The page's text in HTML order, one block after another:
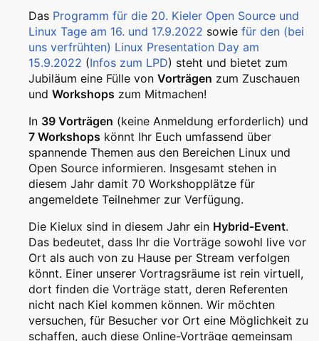
Das Programm für die 20. Kieler Open Source und
Linux Tage am 16. und 17.9.2022 sowie für den (bei
uns verfrühten) Linux Presentation Day am
15.9.2022 (Infos zum LPD) steht und bietet zum
Jubiläum eine Fülle von Vorträgen zum Zuschauen
und Workshops zum Mitmachen!
In 39 Vorträgen (keine Anmeldung erforderlich) und
7 Workshops könnt Ihr Euch umfassend über
spannende Themen aus den Bereichen Linux und
Open Source informieren. Insgesamt stehen in
diesem Jahr damit 70 Workshopplätze für
angemeldete Teilnehmer zur Verfügung.
Die Kielux sind in diesem Jahr ein Hybrid-Event.
Das bedeutet, dass Ihr die Vorträge sowohl live vor
Ort als auch von zu Hause per Stream verfolgen
könnt. Einer unserer Vortragsräume ist rein virtuell,
dort finden die Vorträge statt, deren Referenten
nicht nach Kiel kommen können. Wir möchten
versuchen, für Besucher vor Ort eine Möglichkeit zu
schaffen, auch diese Online-Vorträge gemeinsam